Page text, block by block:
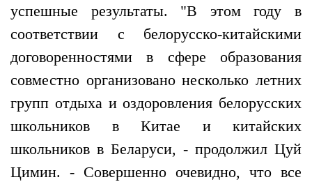
успешные результаты. "В этом году в
соответствии с белорусско-китайскими
договоренностями в сфере образования
совместно организовано несколько летних
групп отдыха и оздоровления белорусских
школьников в Китае и китайских
школьников в Беларуси, - продолжил Цуй
Цимин. - Совершенно очевидно, что все